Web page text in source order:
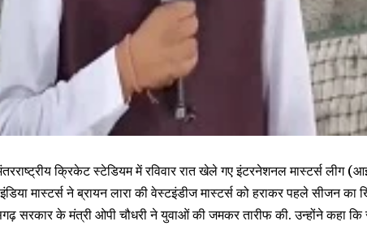
क्रिकेट स्टेडियम में रविवार रात खेले गए इंटरनेशनल मास्टर्स लीग
मास्टर्स ने ब्रायन लारा की वेस्टइंडीज मास्टर्स को हराकर पहले सीजन का
सरकार के मंत्री ओपी चौधरी ने युवाओं की जमकर तारीफ की. उन्होंने कहा